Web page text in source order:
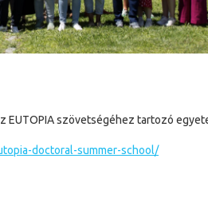
EUTOPIA szövetségéhez tartozó
doctoral-summer-school/